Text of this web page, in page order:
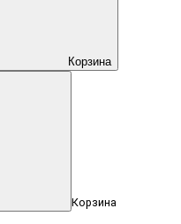
Корзина
Корзина